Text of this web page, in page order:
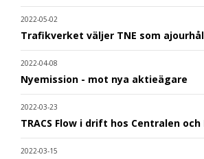
2022-05-02
Trafikverket väljer TNE som
2022-04-08
Nyemission - mot nya aktieägare
2022-03-23
TRACS Flow i drift hos Centralen och
2022-03-15